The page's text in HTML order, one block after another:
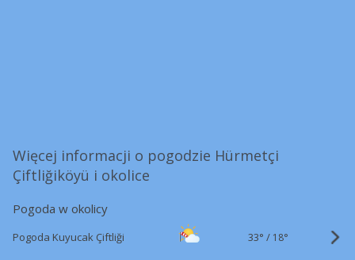
Więcej informacji o pogodzie Hürmetçi
Çiftliğiköyü i okolice
Pogoda w okolicy
Pogoda Kuyucak Çiftliği 33° / 18°